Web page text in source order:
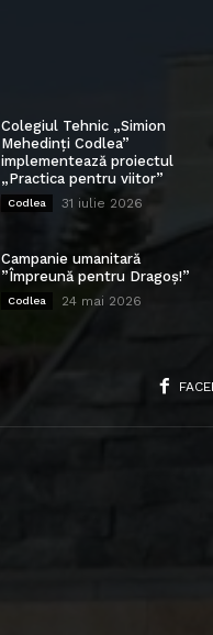
Colegiul Tehnic „Simion
Mehedinți Codlea”
implementează proiectul
„Practica pentru viitor”
Codlea 31 iulie 2026
Campanie umanitară
”Împreună pentru Dragoș!”
Codlea 24 mai 2026